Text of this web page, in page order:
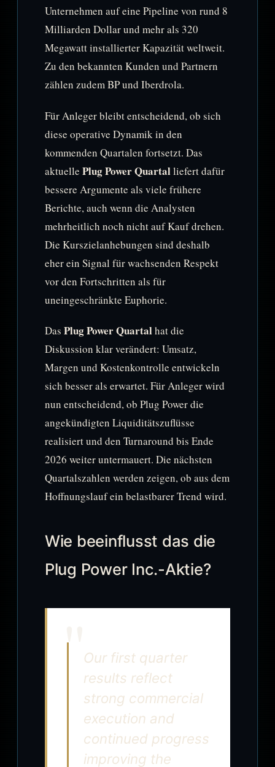
Unternehmen auf eine Pipeline von rund 8
Milliarden Dollar und mehr als 320
Megawatt installierter Kapazität weltweit.
Zu den bekannten Kunden und Partnern
zählen zudem BP und Iberdrola.
Für Anleger bleibt entscheidend, ob sich
diese operative Dynamik in den
kommenden Quartalen fortsetzt. Das
aktuelle Plug Power Quartalliefert dafür
bessere Argumente als viele frühere
Berichte, auch wenn die Analysten
mehrheitlich noch nicht auf Kauf drehen.
Die Kurszielanhebungen sind deshalb
eher ein Signal für wachsenden Respekt
vor den Fortschritten als für
uneingeschränkte Euphorie.
Das Plug Power Quartalhat die
Diskussion klar verändert: Umsatz,
Margen und Kostenkontrolle entwickeln
sich besser als erwartet. Für Anleger wird
nun entscheidend, ob Plug Power die
angekündigten Liquiditätszuflüsse
realisiert und den Turnaround bis Ende
2026 weiter untermauert. Die nächsten
Quartalszahlen werden zeigen, ob aus dem
Hoffnungslauf ein belastbarer Trend wird.
Wie beeinflusst das die
Plug Power Inc.-Aktie?
Our first quarter
results reflect
strong commercial
execution and
continued progress
improving the